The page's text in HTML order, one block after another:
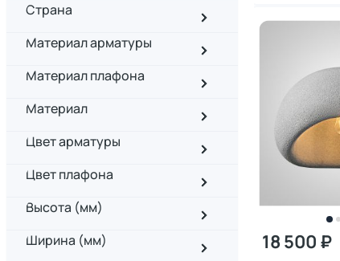
Страна
Материал арматуры
Материал плафона
Материал
Цвет арматуры
Цвет плафона
Высота (мм)
Ширина (мм)
18 500 ₽